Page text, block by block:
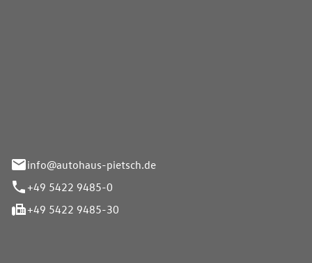
info@autohaus-pietsch.de
+49 5422 9485-0
+49 5422 9485-30